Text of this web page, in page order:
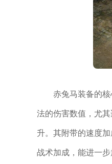
赤兔马装备的
法的伤害数值，尤
升。其附带的速度
战术加成，能进一